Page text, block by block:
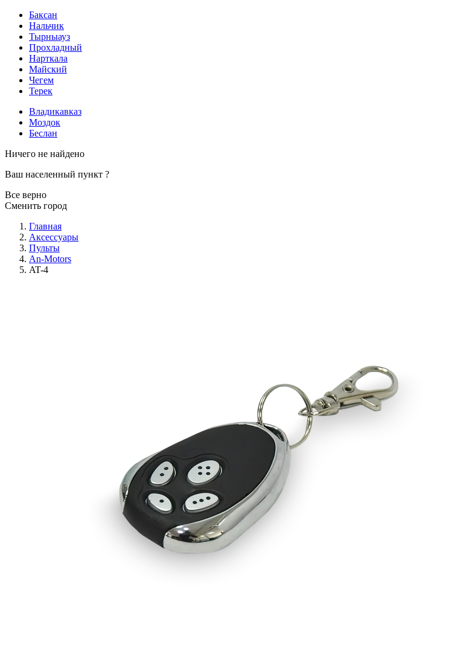
Баксан
Нальчик
Тырныауз
Прохладный
Нарткала
Майский
Чегем
Терек
Владикавказ
Моздок
Беслан
Ничего не найдено
Ваш населенный пункт ?
Все верно
Сменить город
Главная
Аксессуары
Пульты
An-Motors
AT-4